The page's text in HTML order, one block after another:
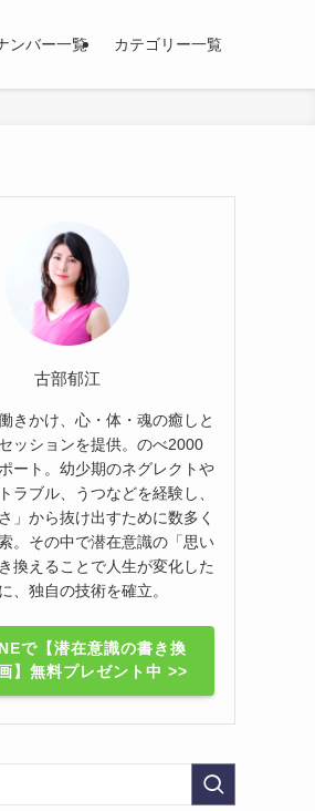
ンバー一覧 カテゴリー一覧
古部郁江
きかけ、心・体・魂の癒しと
ッションを提供。のべ2000
ート。幼少期のネグレクトや
ラブル、うつなどを経験し、
」から抜け出すために数多く
。その中で潜在意識の「思い
換えることで人生が変化した
、独自の技術を確立。
で【潜在意識の書き換
】無料プレゼント中 >>